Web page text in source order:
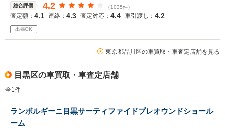
総合評価 4.2 （1035件）
査定額： 4.1 連絡： 4.3 査定対応： 4.4 車引渡し： 4.2
出張OK
東京都品川区の車買取・車査定店舗を見る
目黒区の車買取・車査定店舗
全1件
ランボルギーニ目黒サーティファイドプレオウンドショール
ーム